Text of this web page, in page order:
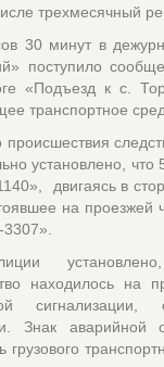
трехмесячный
30 минут в
поступило
«Подъезд к с.
транспортное
установлено, что
двигаясь в
на проезжей
находилось на
Знак аварийной